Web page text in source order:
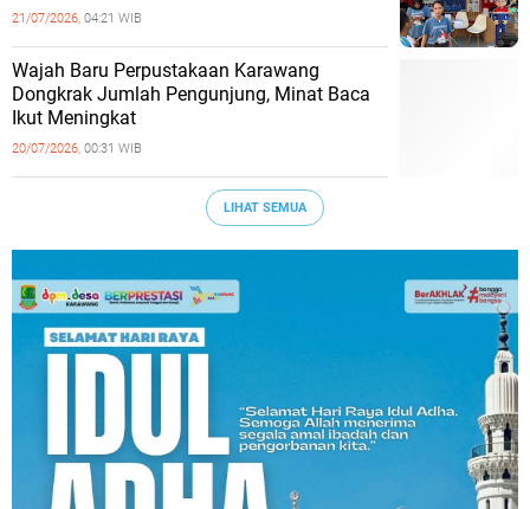
21/07/2026, 04:21 WIB
Wajah Baru Perpustakaan Karawang
Dongkrak Jumlah Pengunjung, Minat Baca
Ikut Meningkat
20/07/2026, 00:31 WIB
LIHAT SEMUA